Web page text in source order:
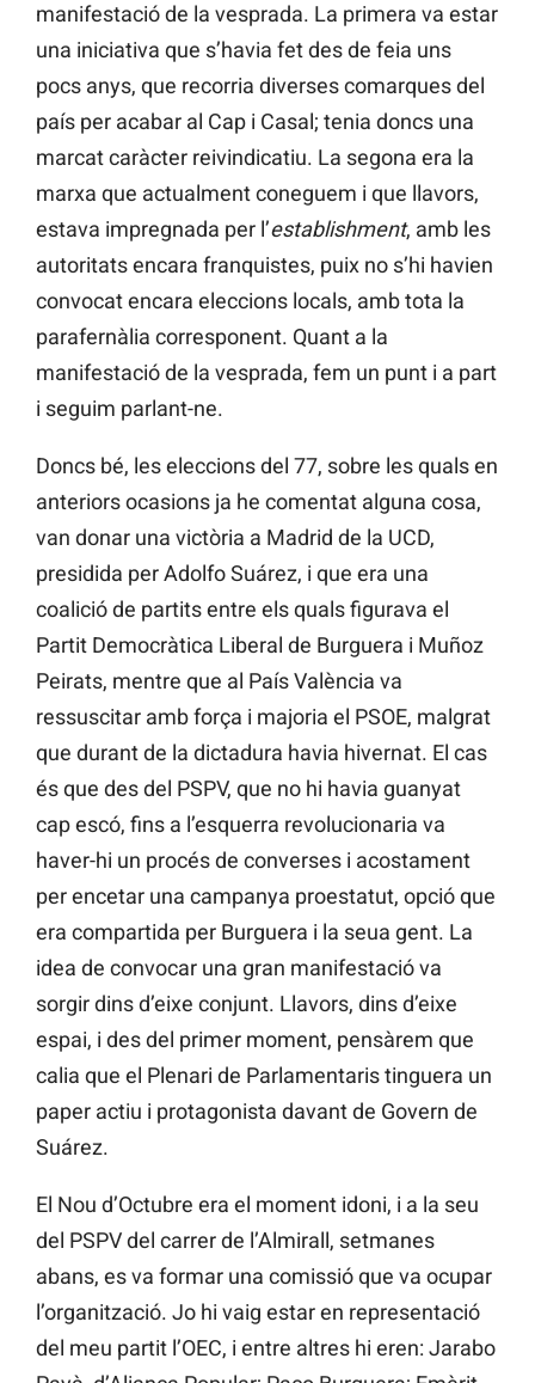
manifestació de la vesprada. La primera va estar
una iniciativa que s’havia fet des de feia uns
pocs anys, que recorria diverses comarques del
país per acabar al Cap i Casal; tenia doncs una
marcat caràcter reivindicatiu. La segona era la
marxa que actualment coneguem i que llavors,
estava impregnada per l’establishment, amb les
autoritats encara franquistes, puix no s’hi havien
convocat encara eleccions locals, amb tota la
parafernàlia corresponent. Quant a la
manifestació de la vesprada, fem un punt i a part
i seguim parlant-ne.
Doncs bé, les eleccions del 77, sobre les quals en
anteriors ocasions ja he comentat alguna cosa,
van donar una victòria a Madrid de la UCD,
presidida per Adolfo Suárez, i que era una
coalició de partits entre els quals figurava el
Partit Democràtica Liberal de Burguera i Muñoz
Peirats, mentre que al País València va
ressuscitar amb força i majoria el PSOE, malgrat
que durant de la dictadura havia hivernat. El cas
és que des del PSPV, que no hi havia guanyat
cap escó, fins a l’esquerra revolucionaria va
haver-hi un procés de converses i acostament
per encetar una campanya proestatut, opció que
era compartida per Burguera i la seua gent. La
idea de convocar una gran manifestació va
sorgir dins d’eixe conjunt. Llavors, dins d’eixe
espai, i des del primer moment, pensàrem que
calia que el Plenari de Parlamentaris tinguera un
paper actiu i protagonista davant de Govern de
Suárez.
El Nou d’Octubre era el moment idoni, i a la seu
del PSPV del carrer de l’Almirall, setmanes
abans, es va formar una comissió que va ocupar
l’organització. Jo hi vaig estar en representació
del meu partit l’OEC, i entre altres hi eren: Jarabo